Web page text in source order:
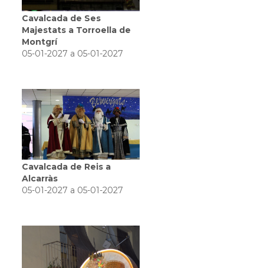
Cavalcada de Ses
Majestats a Torroella de
Montgrí
05-01-2027 a 05-01-2027
Cavalcada de Reis a
Alcarràs
05-01-2027 a 05-01-2027